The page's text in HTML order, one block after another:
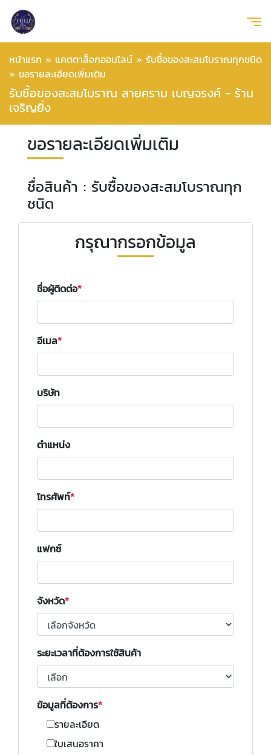
หน้าแรก » แคตตาล็อกออนไลน์ » รับซื้อของสะสมโบราณทุกชนิด
» ขอรายละเอียดเพิ่มเติม
รับซื้อของสะสมโบราณ ลายคราม เบญจรงค์ - ร้าน
เจริญยิ่ง
ขอรายละเอียดเพิ่มเติม
ชื่อสินค้า : รับซื้อของสะสมโบราณทุก
ชนิด
กรุณากรอกข้อมูล
ชื่อผู้ติดต่อ
อีเมล
บริษัท
ตำแหน่ง
โทรศัพท์
แฟกซ์
จังหวัด
ระยะเวลาที่ต้องการใช้สินค้า
ข้อมูลที่ต้องการ
รายละเอียด
ใบเสนอราคา